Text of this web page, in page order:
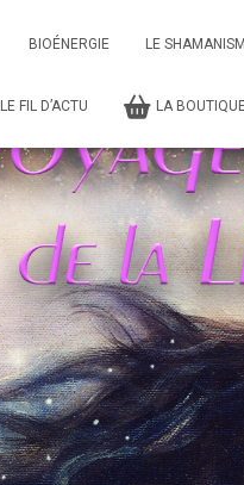
BIOÉNERGIE LE
LE FIL D’ACTU LA